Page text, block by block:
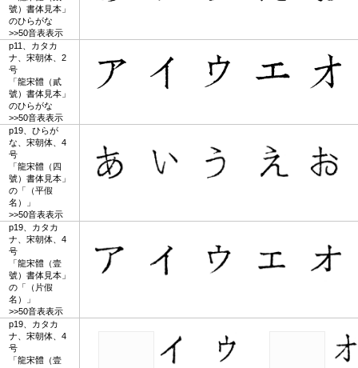
號）書体見本」
のひらがな
>>50音表表示
p11、カタカ
ナ、宋朝体、2
号
「龍宋體（貳
號）書体見本」
のひらがな
>>50音表表示
p19、ひらが
な、宋朝体、4
号
「龍宋體（四
號）書体見本」
の「（平假
名）」
>>50音表表示
p19、カタカ
ナ、宋朝体、4
号
「龍宋體（壹
號）書体見本」
の「（片假
名）」
>>50音表表示
p19、カタカ
ナ、宋朝体、4
号
「龍宋體（壹